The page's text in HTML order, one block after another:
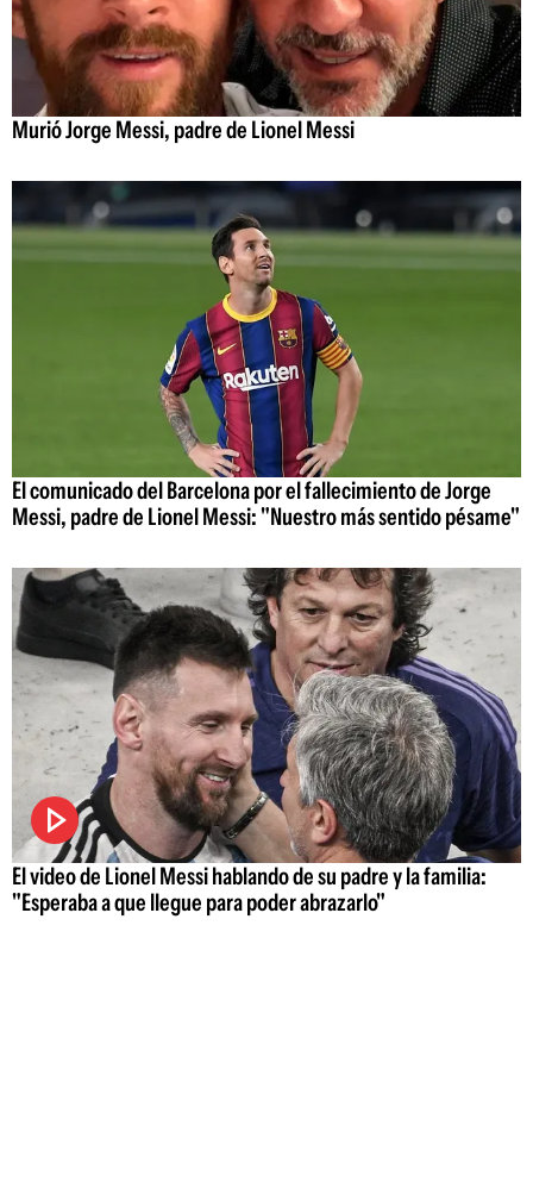
Murió Jorge Messi, padre de Lionel Messi
El comunicado del Barcelona por el fallecimiento de Jorge
Messi, padre de Lionel Messi: "Nuestro más sentido pésame"
El video de Lionel Messi hablando de su padre y la familia:
"Esperaba a que llegue para poder abrazarlo"